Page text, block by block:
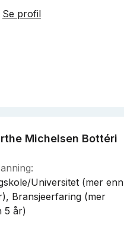
Se profil
Michelsen Bottéri
Universitet (mer enn
Bransjeerfaring (mer
5 år)